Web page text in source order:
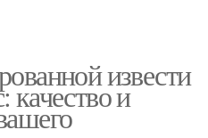
извести
качество и